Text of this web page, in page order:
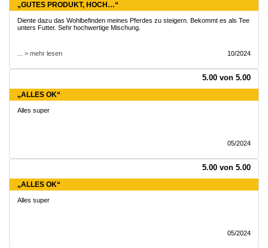
„GUTES PRODUKT, HOCH…“
Diente dazu das Wohlbefinden meines Pferdes zu steigern. Bekommt es als Tee
unters Futter. Sehr hochwertige Mischung.
... > mehr lesen 10/2024
5.00 von 5.00
„ALLES OK“
Alles super
05/2024
5.00 von 5.00
„ALLES OK“
Alles super
05/2024